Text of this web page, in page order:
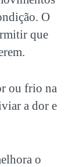
O
que
ou frio na
a dor e
o